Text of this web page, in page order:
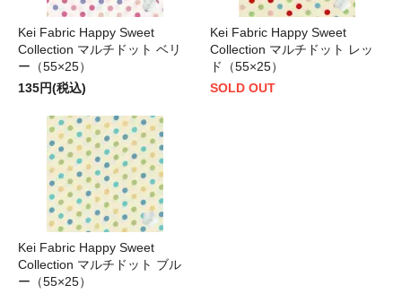
Kei Fabric Happy Sweet
Collection マルチドット ベリ
ー（55×25）
135円(税込)
Kei Fabric Happy Sweet
Collection マルチドット レッ
ド（55×25）
SOLD OUT
Kei Fabric Happy Sweet
Collection マルチドット ブル
ー（55×25）